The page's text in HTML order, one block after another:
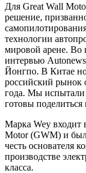
Для Great Wall
решение,
технологии
мировой арене. Во
интервью
Йонгпо. В Китае
российский рынок
года. Мы испытали
готовы
Марка Wey входит
Motor (GWM) и
честь основателя
производстве
класса.